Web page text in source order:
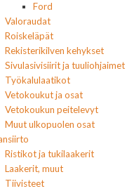
Ford
Valoraudat
Roiskeläpät
Rekisterikilven kehykset
Sivulasivisiirit ja tuuliohjaimet
Työkalulaatikot
Vetokoukut ja osat
Vetokoukun peitelevyt
Muut ulkopuolen osat
Ristikot ja tukilaakerit
Laakerit, muut
Tiivisteet